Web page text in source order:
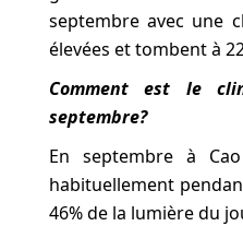
septembre avec une
élevées et tombent à
Comment est le
septembre?
En septembre à
habituellement
46% de la lumière du